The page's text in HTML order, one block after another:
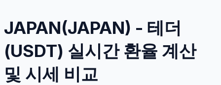
JAPAN(JAPAN) - 테더
(USDT) 실시간 환율 계산
및 시세 비교